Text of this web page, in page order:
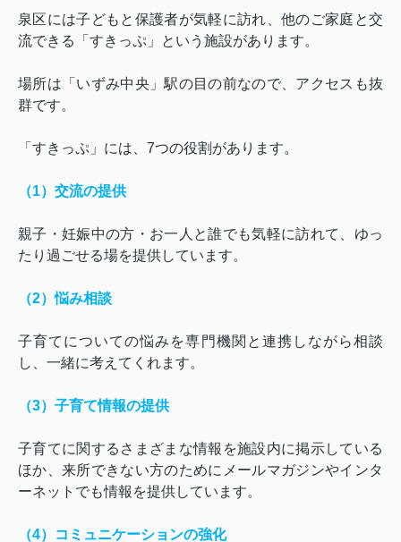
泉区には子どもと保護者が気軽に訪れ、他のご家庭と交
流できる「すきっぷ」という施設があります。
場所は「いずみ中央」駅の目の前なので、アクセスも抜
群です。
「すきっぷ」には、 7つの役割があります。
（1）交流の提供
親子・妊娠中の方・お一人と誰でも気軽に訪れて、ゆっ
たり過ごせる場を提供しています。
（2）悩み相談
子育てについての悩みを専門機関と連携しながら相談
し、一緒に考えてくれます。
（3）子育て情報の提供
子育てに関するさまざまな情報を施設内に掲示している
ほか、来所できない方のためにメールマガジンやインタ
ーネットでも情報を提供しています。
（4）コミュニケーションの強化